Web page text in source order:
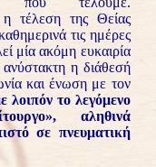
τέλεση της Θείας
τις ημέρες
μία ακόμη ευκαιρία
ανύστακτη η διάθεσή
και ένωση με τον
λοιπόν το λεγόμενο
αληθινά
σε πνευματική